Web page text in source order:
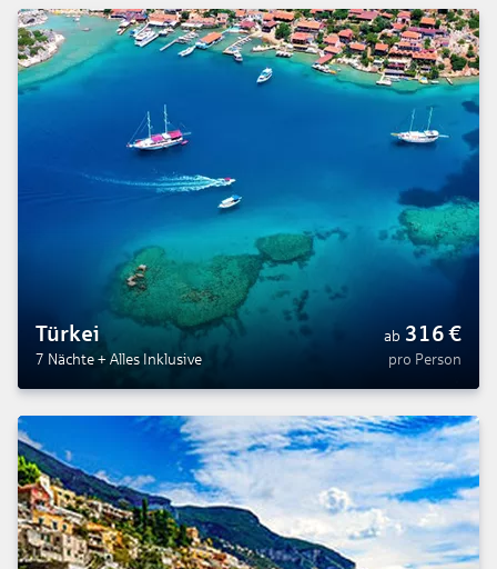
Türkei
7 Nächte + Alles Inklusive
ab 316€
pro Person